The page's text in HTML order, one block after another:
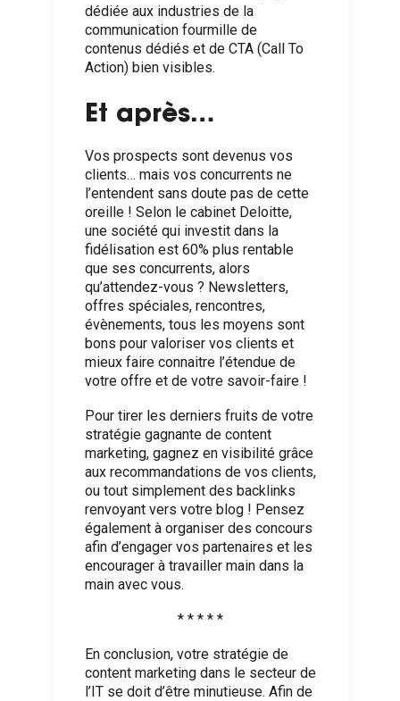
dédiée aux industries de la
communication fourmille de
contenus dédiés et de CTA (Call To
Action) bien visibles.
Et après…
Vos prospects sont devenus vos
clients… mais vos concurrents ne
l’entendent sans doute pas de cette
oreille ! Selon le cabinet Deloitte,
une société qui investit dans la
fidélisation est 60% plus rentable
que ses concurrents, alors
qu’attendez-vous ? Newsletters,
offres spéciales, rencontres,
évènements, tous les moyens sont
bons pour valoriser vos clients et
mieux faire connaitre l’étendue de
votre offre et de votre savoir-faire !
Pour tirer les derniers fruits de votre
stratégie gagnante de content
marketing, gagnez en visibilité grâce
aux recommandations de vos clients,
ou tout simplement des backlinks
renvoyant vers votre blog ! Pensez
également à organiser des concours
afin d’engager vos partenaires et les
encourager à travailler main dans la
main avec vous.
* * * * *
En conclusion, votre stratégie de
content marketing dans le secteur de
l’IT se doit d’être minutieuse. Afin de